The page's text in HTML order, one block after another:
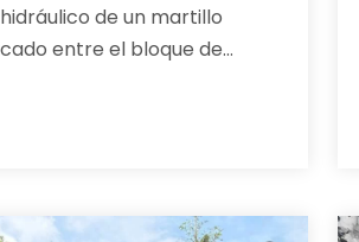
de un martillo
entre el bloque de
desempeña un